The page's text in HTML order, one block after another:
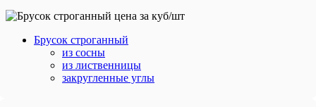
Брусок строганный
из сосны
из лиственницы
закругленные углы